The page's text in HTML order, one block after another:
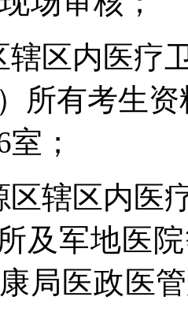
辖区内医疗
所有考生
室；
区辖区内医
及军地医
局医政医